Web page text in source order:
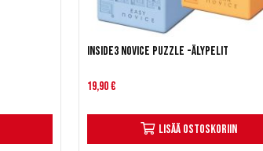
Inside3 noVICE Puzzle -älypelit
19,90 €
Lisää ostoskoriin